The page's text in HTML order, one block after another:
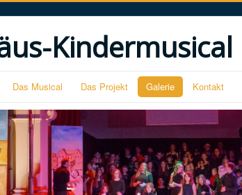
Kindermusical
Das Musical Das Projekt Galerie Kontakt